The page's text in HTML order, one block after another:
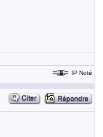
IP Noté